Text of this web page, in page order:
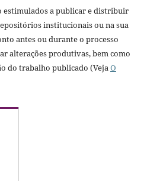
estimulados a publicar e distribuir
institucionais ou na sua
antes ou durante o processo
alterações produtivas, bem como
do trabalho publicado (VejaO